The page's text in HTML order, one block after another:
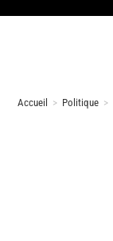
Accueil > Politique >